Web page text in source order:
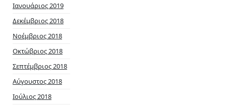
Ιανουάριος 2019
Δεκέμβριος 2018
Νοέμβριος 2018
Οκτώβριος 2018
Σεπτέμβριος 2018
Αύγουστος 2018
Ιούλιος 2018